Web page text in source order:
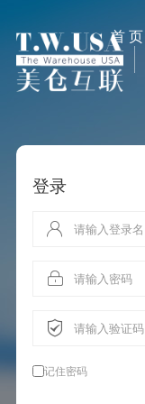
首 页
登录
记住密码